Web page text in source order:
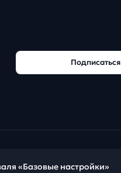
Подписаться
«Базовые настройки»